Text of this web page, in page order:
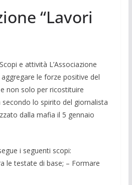
“Lavori
e attività L’Associazione
le forze positive del
non solo per ricostituire
secondo lo spirito del giornalista
dalla mafia il 5 gennaio
i seguenti scopi:
le testate di base; – Formare